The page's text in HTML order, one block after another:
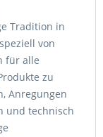
Tradition in
von
für alle
zu
Anregungen
und technisch